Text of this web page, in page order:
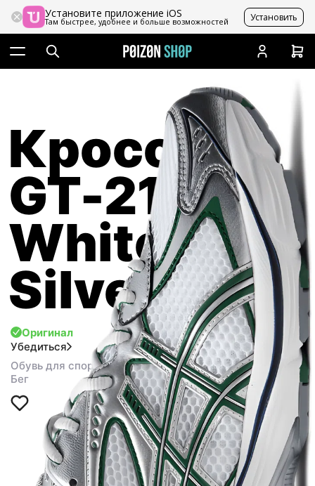
Установите приложение iOS
Там быстрее, удобнее и больше возможностей Установить
Кроссовки
GT-2160
White
Silver
Оригинал
Убедиться
Обувь для спорта
Бег